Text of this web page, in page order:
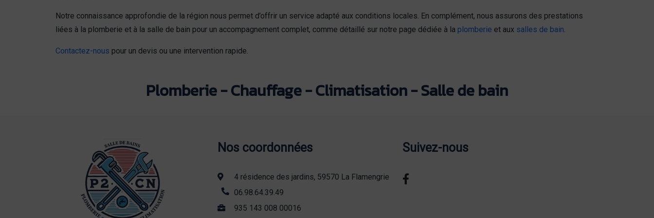
Notre connaissance approfondie de la région nous permet d’offrir un service adapté aux conditions locales. En complément, nous assurons des prestations
liées à la plomberie et à la salle de bain pour un accompagnement complet, comme détaillé sur notre page dédiée à la plomberie et aux salles de bain.
Contactez-nous pour un devis ou une intervention rapide.
Plomberie - Chauffage - Climatisation - Salle de bain
Nos coordonnées
4 résidence des jardins, 59570 La Flamengrie
06.98.64.39.49
935 143 008 00016
Suivez-nous